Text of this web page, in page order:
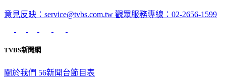
意見反映：service@tvbs.com.tw 觀眾服務專線：02-2656-1599
TVBS新聞網
關於我們 56新聞台節目表